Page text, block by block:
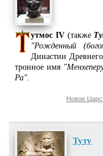
утмос IV(также
"Рожденный
Династии
тронное имя
Ра".
Новое
Туту